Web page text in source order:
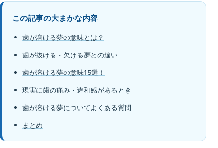
この記事の大まかな内容
歯が溶ける夢の意味とは？
歯が抜ける・欠ける夢との違い
歯が溶ける夢の意味15選！
現実に歯の痛み・違和感があるとき
歯が溶ける夢についてよくある質問
まとめ